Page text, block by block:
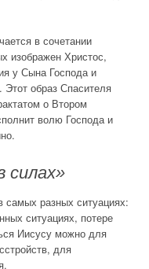
в сочетании
изображен Христос,
у Сына Господа и
Этот образ Спасителя
о Втором
волю Господа и
силах»
разных ситуациях:
ситуациях, потере
Иисусу можно для
для